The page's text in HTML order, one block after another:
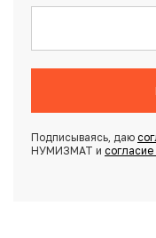
Подписываясь, даю
НУМИЗМАТ и